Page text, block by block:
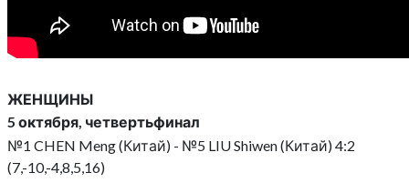
ЖЕНЩИНЫ
5 октября, четвертьфинал
№1 CHEN Meng (Китай) - №5 LIU Shiwen (Китай) 4:2
(7,-10,-4,8,5,16)